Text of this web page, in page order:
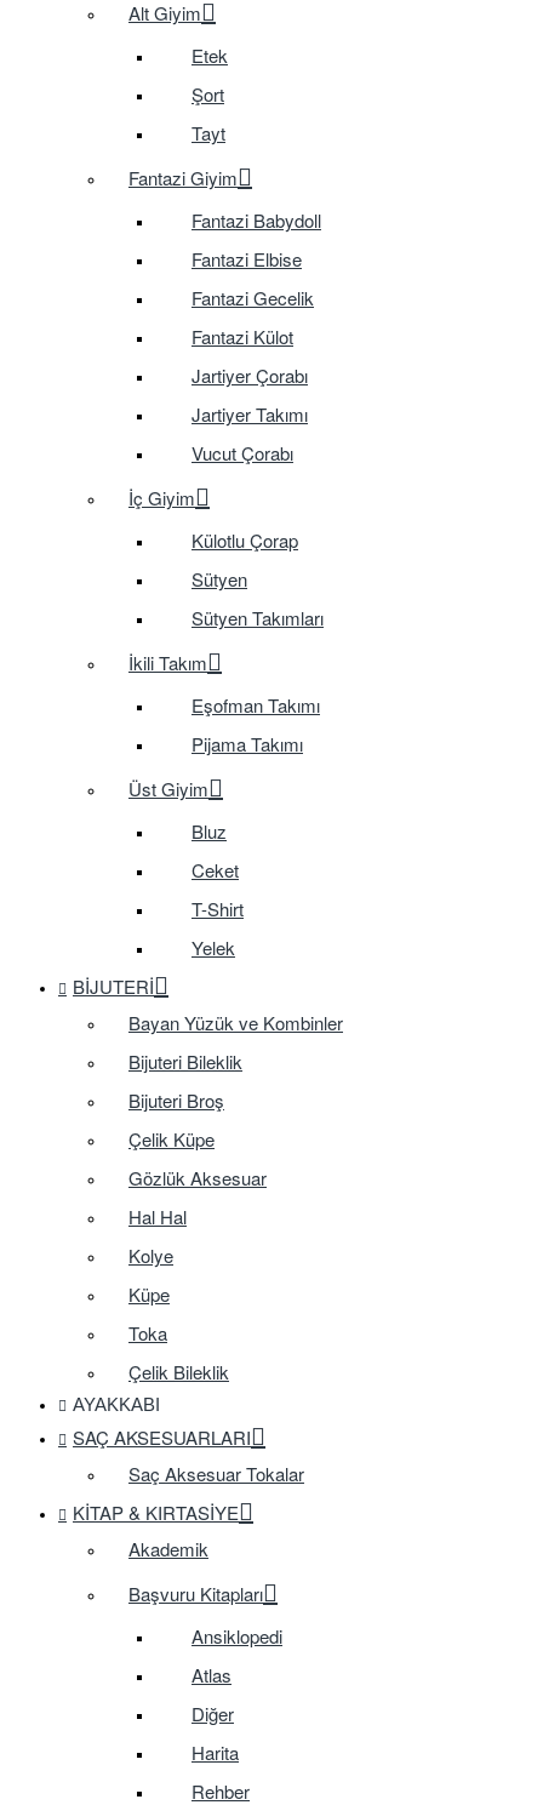
Alt Giyim
Etek
Şort
Tayt
Fantazi Giyim
Fantazi Babydoll
Fantazi Elbise
Fantazi Gecelik
Fantazi Külot
Jartiyer Çorabı
Jartiyer Takımı
Vucut Çorabı
İç Giyim
Külotlu Çorap
Sütyen
Sütyen Takımları
İkili Takım
Eşofman Takımı
Pijama Takımı
Üst Giyim
Bluz
Ceket
T-Shirt
Yelek
BIJUTERI
Bayan Yüzük ve Kombinler
Bijuteri Bileklik
Bijuteri Broş
Çelik Küpe
Gözlük Aksesuar
Hal Hal
Kolye
Küpe
Toka
Çelik Bileklik
AYAKKABI
SAÇ AKSESUARLARI
Saç Aksesuar Tokalar
KITAP & KIRTASIYE
Akademik
Başvuru Kitapları
Ansiklopedi
Atlas
Diğer
Harita
Rehber